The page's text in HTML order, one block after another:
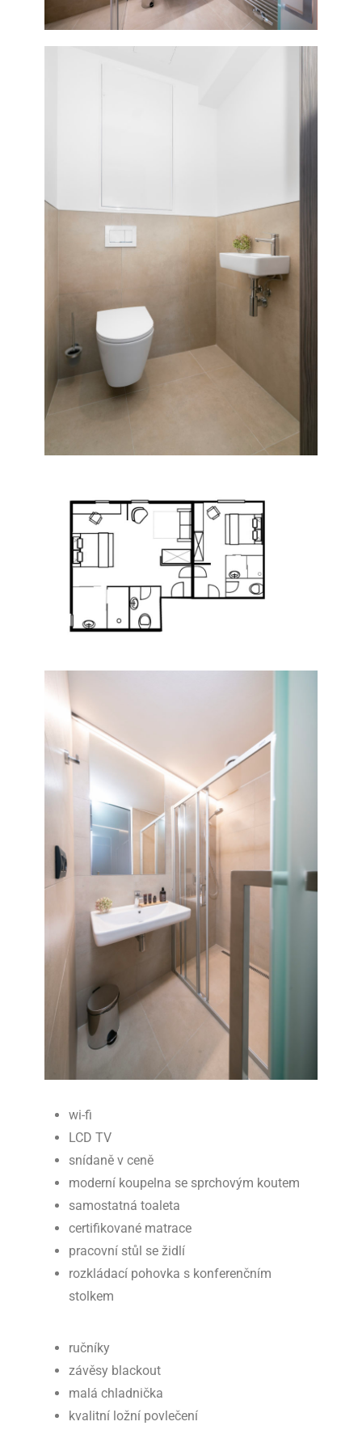
wi-fi
LCD TV
snídaně v ceně
moderní koupelna se sprchovým koutem
samostatná toaleta
certifikované matrace
pracovní stůl se židlí
rozkládací pohovka s konferenčním
stolkem
ručníky
závěsy blackout
malá chladnička
kvalitní ložní povlečení